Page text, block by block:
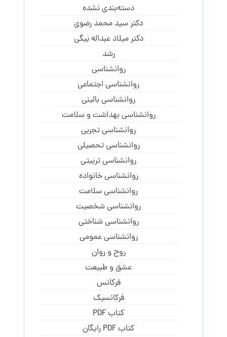
دسته‌بندی نشده
دکتر سید محمد رضوی
دکتر میلاد عبداله بیگی
رشد
روانشناسی
روانشناسی اجتماعی
روانشناسی بالینی
روانشناسی بهداشت و سلامت
روانشناسی تجربی
روانشناسی تحصیلی
روانشناسی تربیتی
روانشناسی خانواده
روانشناسی سلامت
روانشناسی شخصیت
روانشناسی شناختی
روانشناسی عمومی
روح و روان
عشق و طبیعت
فرکانس
فرکانسیک
کتاب PDF
کتاب PDF رایگان